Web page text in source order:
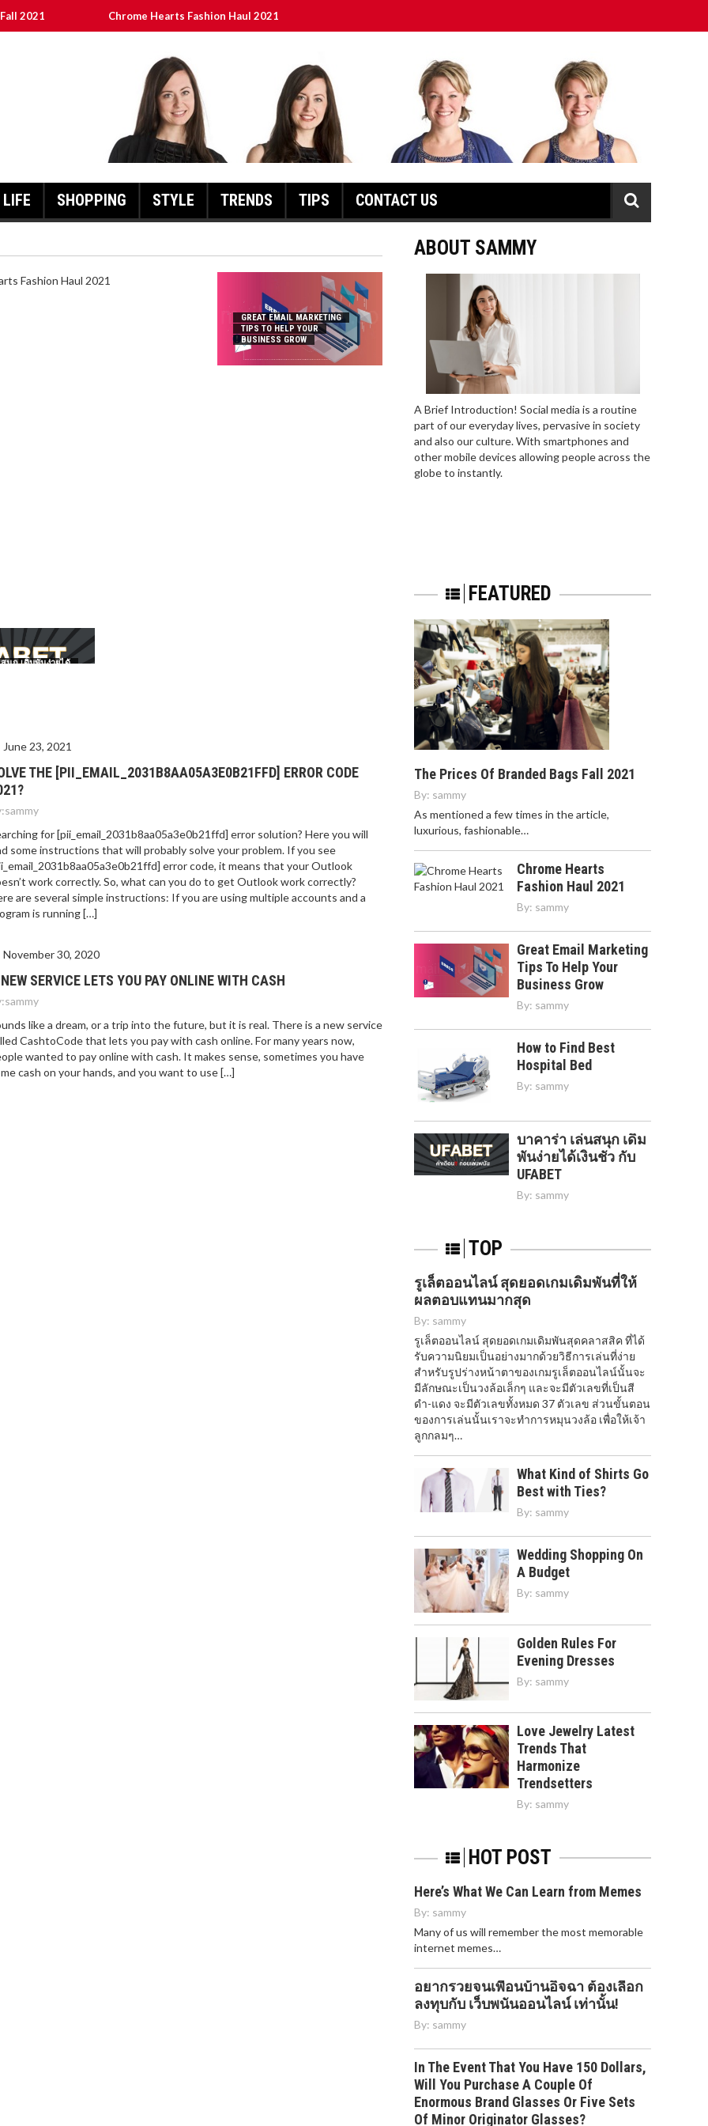
2021 Chrome Hearts Fashion Haul 2021
LIFE SHOPPING STYLE TRENDS TIPS CONTACT US
GREAT EMAIL MARKETING
TIPS TO HELP YOUR
BUSINESS GROW
นุก เดิมพันง่ายได้
June 23, 2021
THE [PII_EMAIL_2031B8AA05A3E0B21FFD] ERROR CODE
sammy
for [pii_email_2031b8aa05a3e0b21ffd] error solution? Here you will
some instructions that will probably solve your problem. If you see
error code, it means that your Outlook
work correctly. So, what can you do to get Outlook work correctly?
are several simple instructions: If you are using multiple accounts and a
is running […]
November 30, 2020
SERVICE LETS YOU PAY ONLINE WITH CASH
sammy
like a dream, or a trip into the future, but it is real. There is a new service
CashtoCode that lets you pay with cash online. For many years now,
wanted to pay online with cash. It makes sense, sometimes you have
cash on your hands, and you want to use […]
ABOUT SAMMY
A Brief Introduction! Social media is a routine
part of our everyday lives, pervasive in society
and also our culture. With smartphones and
other mobile devices allowing people across the
globe to instantly.
FEATURED
The Prices Of Branded Bags Fall 2021
By: sammy
As mentioned a few times in the article,
luxurious, fashionable…
Chrome Hearts
Fashion Haul 2021
By: sammy
Great Email Marketing
Tips To Help Your
Business Grow
By: sammy
How to Find Best
Hospital Bed
By: sammy
บาคาร่า เล่นสนุก เดิม
พันง่ายได้เงินชัว กับ
UFABET
By: sammy
TOP
รูเล็ตออนไลน์ สุดยอดเกมเดิมพันที่ให้
ผลตอบแทนมากสุด
By: sammy
รูเล็ตออนไลน์ สุดยอดเกมเดิมพันสุดคลาสสิค ที่ได้
รับความนิยมเป็นอย่างมากด้วยวิธีการเล่นที่ง่าย
สำหรับรูปร่างหน้าตาของเกมรูเล็ตออนไลน์นั้นจะ
มีลักษณะเป็นวงล้อเล็กๆ และจะมีตัวเลขที่เป็นสี
ดำ-แดง จะมีตัวเลขทั้งหมด 37 ตัวเลข ส่วนขั้นตอน
ของการเล่นนั้นเราจะทำการหมุนวงล้อ เพื่อให้เจ้า
ลูกกลมๆ…
What Kind of Shirts Go
Best with Ties?
By: sammy
Wedding Shopping On
A Budget
By: sammy
Golden Rules For
Evening Dresses
By: sammy
Love Jewelry Latest
Trends That
Harmonize
Trendsetters
By: sammy
HOT POST
Here’s What We Can Learn from Memes
By: sammy
Many of us will remember the most memorable
internet memes…
อยากรวยจนเพื่อนบ้านอิจฉา ต้องเลือก
ลงทุบกับ เว็บพนันออนไลน์ เท่านั้น!
By: sammy
In The Event That You Have 150 Dollars,
Will You Purchase A Couple Of
Enormous Brand Glasses Or Five Sets
Of Minor Originator Glasses?